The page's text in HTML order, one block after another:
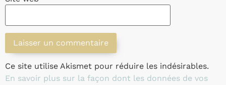
Ce site utilise Akismet pour réduire les indésirables.
En savoir plus sur la façon dont les données de vos